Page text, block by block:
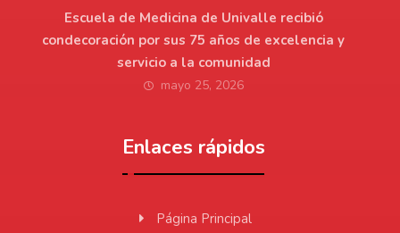
Escuela de Medicina de Univalle recibió
condecoración por sus 75 años de excelencia y
servicio a la comunidad
mayo 25, 2026
Enlaces rápidos
Página Principal